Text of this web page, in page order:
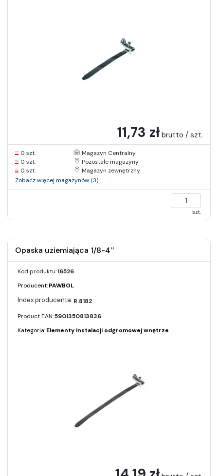
11,73 zł brutto / szt.
0 szt.
Magazyn Centralny
0 szt.
Pozostałe magazyny
0 szt.
Magazyn zewnętrzny
Zobacz więcej magazynów (3)
szt.
Opaska uziemiająca 1/8-4’’
Kod produktu:16526
Producent:PAWBOL
R.8182
Product EAN:5901350813836
Kategoria:Elementy instalacji odgromowej wnętrze